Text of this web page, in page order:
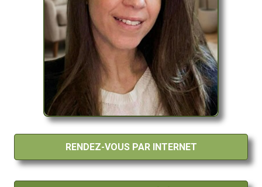
RENDEZ-VOUS PAR INTERNET